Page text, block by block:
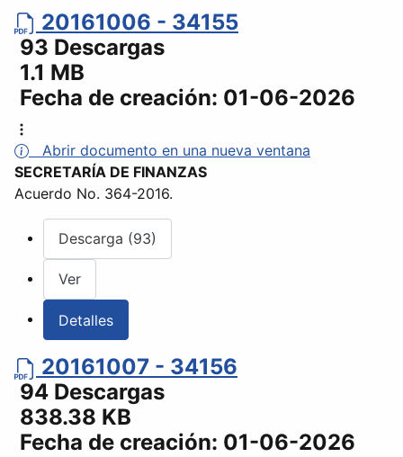
20161006 - 34155
93 Descargas
1.1 MB
Fecha de creación: 01-06-2026
Abrir documento en una nueva ventana
SECRETARÍA DE FINANZAS
Acuerdo No. 364-2016.
Descarga (93)
Ver
Detalles
20161007 - 34156
94 Descargas
838.38 KB
Fecha de creación: 01-06-2026